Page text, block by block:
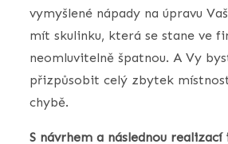
vymyšlené nápady na úpravu
mít skulinku, která se stane ve
neomluvitelně špatnou. A Vy
přizpůsobit celý zbytek
chybě.
S návrhem a následnou